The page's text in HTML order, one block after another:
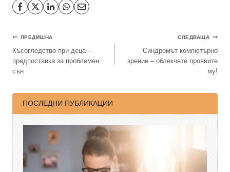
ПРЕДИШНА
Късогледство при деца –
предпоставка за проблемен
сън
СЛЕДВАЩА
Синдромът компютърно
зрение – облекчете проявите
му!
ПОСЛЕДНИ ПУБЛИКАЦИИ